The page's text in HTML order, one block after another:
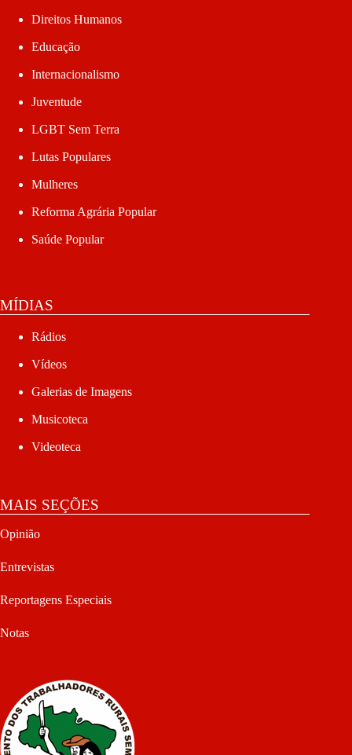
Direitos Humanos
Educação
Internacionalismo
Juventude
LGBT Sem Terra
Lutas Populares
Mulheres
Reforma Agrária Popular
Saúde Popular
MÍDIAS
Rádios
Vídeos
Galerias de Imagens
Musicoteca
Videoteca
MAIS SEÇÕES
Opinião
Entrevistas
Reportagens Especiais
Notas